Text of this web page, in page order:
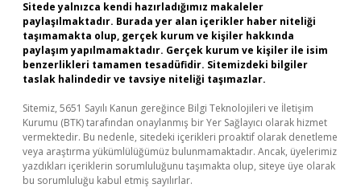
Sitede yalnızca kendi hazırladığımız makaleler
paylaşılmaktadır. Burada yer alan içerikler haber niteliği
taşımamakta olup, gerçek kurum ve kişiler hakkında
paylaşım yapılmamaktadır. Gerçek kurum ve kişiler ile isim
benzerlikleri tamamen tesadüfidir. Sitemizdeki bilgiler
taslak halindedir ve tavsiye niteliği taşımazlar.
Sitemiz, 5651 Sayılı Kanun gereğince Bilgi Teknolojileri ve İletişim
Kurumu (BTK) tarafından onaylanmış bir Yer Sağlayıcı olarak hizmet
vermektedir. Bu nedenle, sitedeki içerikleri proaktif olarak denetleme
veya araştırma yükümlülüğümüz bulunmamaktadır. Ancak, üyelerimiz
yazdıkları içeriklerin sorumluluğunu taşımakta olup, siteye üye olarak
bu sorumluluğu kabul etmiş sayılırlar.